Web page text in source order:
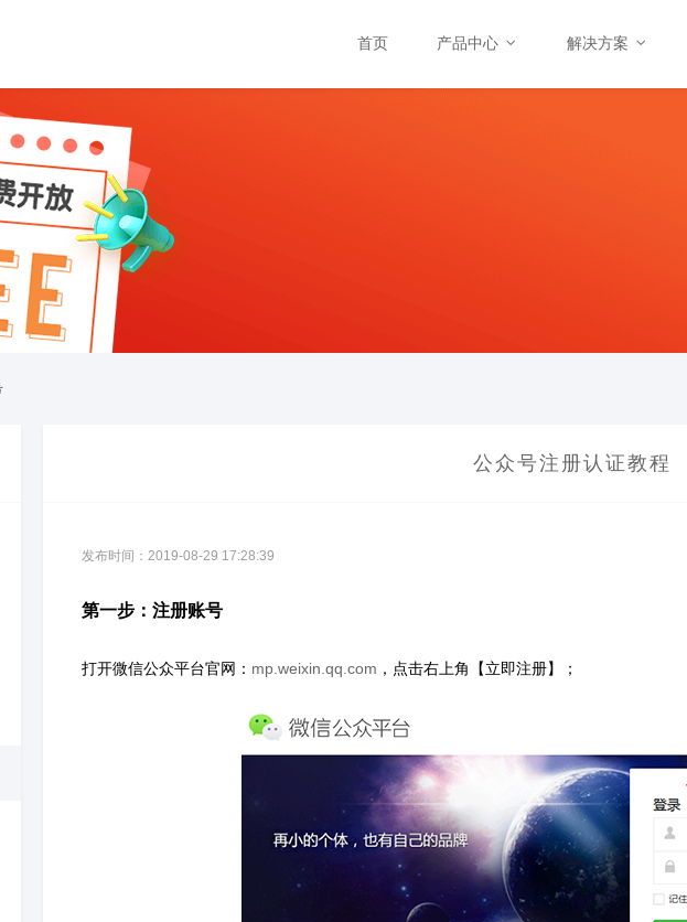
首页 产品中心 解决方案
公众号注册认证教程
发布时间：2019-08-29 17:28:39
第一步：注册账号
打开微信公众平台官网： mp.weixin.qq.com ，点击右上角【立即注册】；